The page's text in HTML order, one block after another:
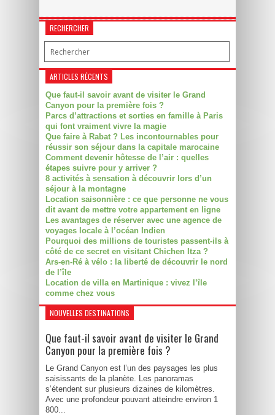
RECHERCHER
ARTICLES RÉCENTS
Que faut-il savoir avant de visiter le Grand
Canyon pour la première fois ?
Parcs d’attractions et sorties en famille à Paris
qui font vraiment vivre la magie
Que faire à Rabat ? Les incontournables pour
réussir son séjour dans la capitale marocaine
Comment devenir hôtesse de l’air : quelles
étapes suivre pour y arriver ?
8 activités à sensation à découvrir lors d’un
séjour à la montagne
Location saisonnière : ce que personne ne vous
dit avant de mettre votre appartement en ligne
Les avantages de réserver avec une agence de
voyages locale à l’océan Indien
Pourquoi des millions de touristes passent-ils à
côté de ce secret en visitant Chichen Itza ?
Ars-en-Ré à vélo : la liberté de découvrir le nord
de l’île
Location de villa en Martinique : vivez l’île
comme chez vous
NOUVELLES DESTINATIONS
Que faut-il savoir avant de visiter le Grand
Canyon pour la première fois ?
Le Grand Canyon est l’un des paysages les plus
saisissants de la planète. Les panoramas
s’étendent sur plusieurs dizaines de kilomètres.
Avec une profondeur pouvant atteindre environ 1
800...